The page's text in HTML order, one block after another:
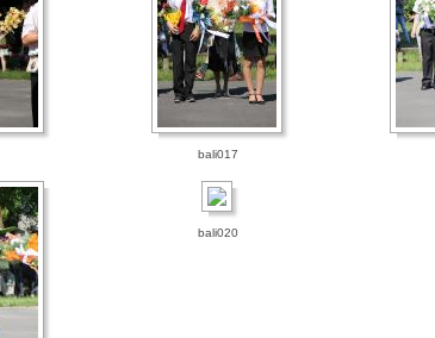
bali017
bali020